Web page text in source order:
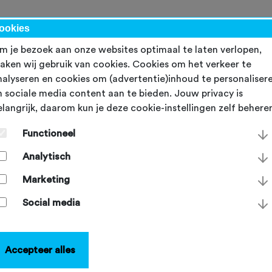
clubritten uit Cyql
op je
3 april 2024
je bezoek aan onze websites optimaal te laten verlopen,
wij gebruik van cookies. Cookies om het verkeer te
en cookies om (advertentie)inhoud te
sociale media content aan te bieden. Jouw privacy is
daarom kun je deze cookie-instellingen zelf
Functioneel
Analytisch
Marketing
Social media
Accepteer alles